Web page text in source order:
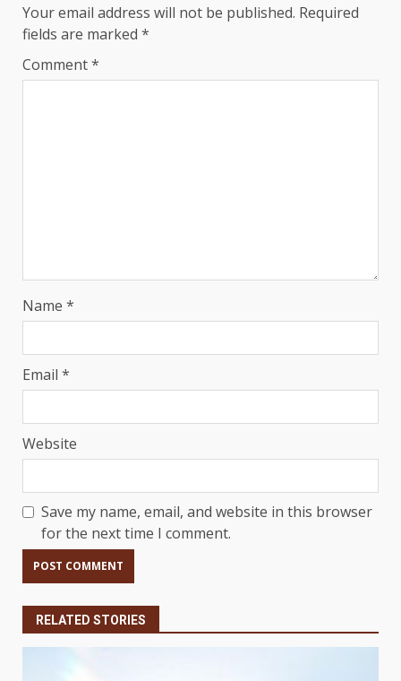
Your email address will not be published. Required
fields are marked *
Comment*
Name *
Email *
Website
Save my name, email, and website in this browser
for the next time I comment.
RELATED STORIES